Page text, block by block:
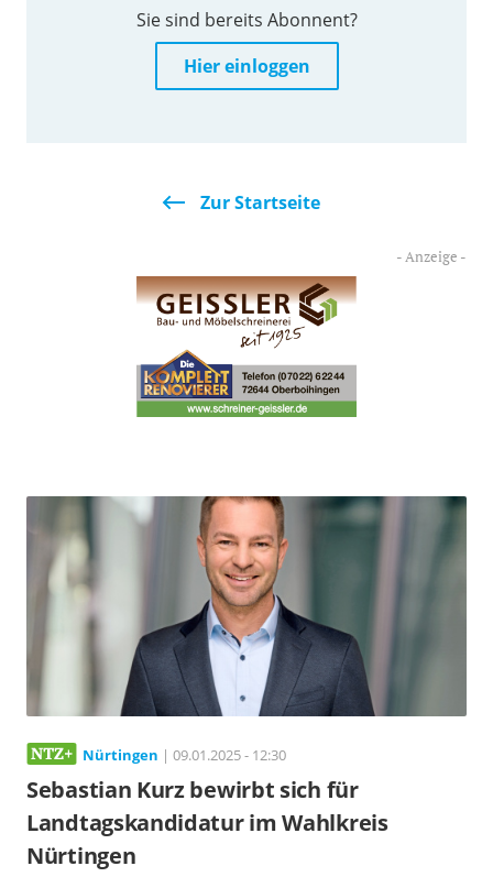
Sie sind bereits Abonnent?
Hier einloggen
Zur Startseite
Nürtingen | 09.01.2025 - 12:30
Sebastian Kurz bewirbt sich für
Landtagskandidatur im Wahlkreis
Nürtingen